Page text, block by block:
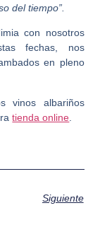
del tiempo”.
con nosotros
fechas, nos
en pleno
vinos albariños
tienda online
Siguiente